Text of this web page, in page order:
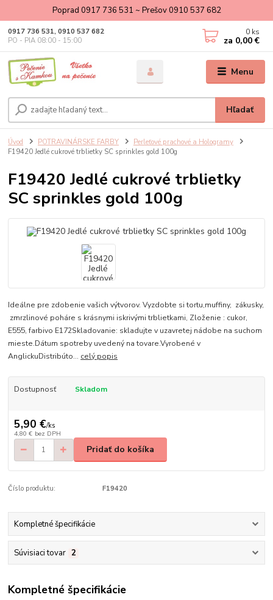
Poprad 0917 736 531 ~ Prešov 0910 537 682
Menu
Hľadať
0917 736 531, 0910 537 682
PO - PIA 08:00 - 15:00
0 ks
za 0,00 €
Úvod POTRAVINÁRSKE FARBY
Perleťové prachové a Hologramy
F19420 Jedlé cukrové trblietky SC sprinkles gold 100g
F19420 Jedlé cukrové trblietky
SC sprinkles gold 100g
Ideálne pre zdobenie vašich výtvorov. Vyzdobte si tortu,muffiny, zákusky,
zmrzlinové poháre s krásnymi iskrivými trblietkami, Zloženie : cukor,
E555, farbivo E172Skladovanie: skladujte v uzavretej nádobe na suchom
mieste.Dátum spotreby uvedený na tovare.Vyrobené v
AnglickuDistribúto... celý popis
Dostupnosť Skladom
5,90 €/ks
4,80 € bez DPH
Pridať do košíka
Číslo produktu: F19420
Kompletné špecifikácie
Súvisiaci tovar 2
Kompletné špecifikácie